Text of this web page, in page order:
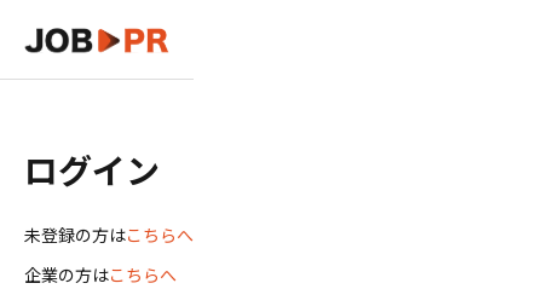
ログイン
未登録の方はこちらへ
企業の方はこちらへ